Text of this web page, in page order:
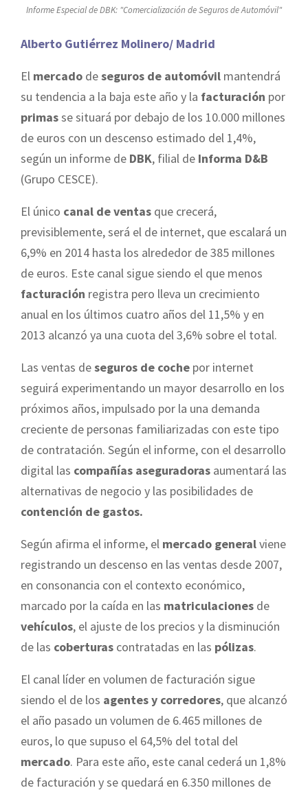
Informe Especial de DBK: "Comercialización de Seguros de Automóvil"
Alberto Gutiérrez Molinero/ Madrid
El mercado deseguros de automóvil mantendrá
su tendencia a la baja este año y la facturación por
primasse situará por debajo de los 10.000 millones
de euros con un descenso estimado del 1,4%,
según un informe de DBK, filial de Informa D&B
(Grupo CESCE).
El único canal de ventas que crecerá,
previsiblemente, será el de internet, que escalará un
6,9% en 2014 hasta los alrededor de 385 millones
de euros. Este canal sigue siendo el que menos
facturación registra pero lleva un crecimiento
anual en los últimos cuatro años del 11,5% y en
2013 alcanzó ya una cuota del 3,6% sobre el total.
Las ventas deseguros de coche por internet
seguirá experimentando un mayor desarrollo en los
próximos años, impulsado por la una demanda
creciente de personas familiarizadas con este tipo
de contratación. Según el informe, con el desarrollo
digital las compañías aseguradoras aumentará las
alternativas de negocio y las posibilidades de
contención de gastos.
Según afirma el informe, el mercado generalviene
registrando un descenso en las ventas desde 2007,
en consonancia con el contexto económico,
marcado por la caída en las matriculaciones de
vehículos, el ajuste de los precios y la disminución
de las coberturas contratadas en las pólizas.
El canal líder en volumen de facturación sigue
siendo el de los agentes y corredores, que alcanzó
el año pasado un volumen de 6.465 millones de
euros, lo que supuso el 64,5% del total del
mercado. Para este año, este canal cederá un 1,8%
de facturación y se quedará en 6.350 millones de